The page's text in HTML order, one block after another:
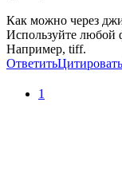
Как можно через
Используйте
Например, tiff.
ОтветитьЦитировать
1